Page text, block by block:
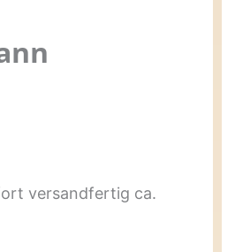
versandfertig ca.